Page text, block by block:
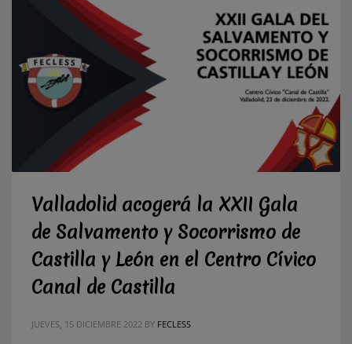
Valladolid acogerá la XXII Gala
de Salvamento y Socorrismo de
Castilla y León en el Centro Cívico
Canal de Castilla
JUEVES, 15 DICIEMBRE 2022 BY FECLESS